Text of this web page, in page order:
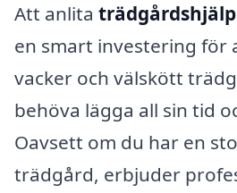
Att anlita
en smart investering för
vacker och välskött
behöva lägga all sin tid
Oavsett om du har en
trädgård, erbjuder